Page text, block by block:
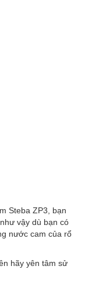
Steba ZP3, bạn
vậy dù bạn có
nước cam của rổ
hãy yên tâm sử